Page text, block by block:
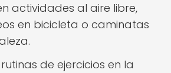
actividades al aire libre,
en bicicleta o caminatas
de ejercicios en la